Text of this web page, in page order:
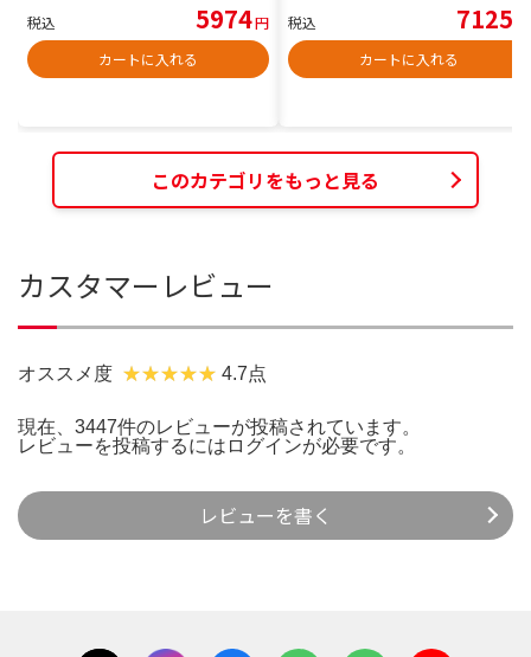
税込 5974円
カートに入れる
税込 7125
カートに入れる
このカテゴリをもっと見る
カスタマーレビュー
オススメ度 4.7点
現在、3447件のレビューが投稿されています。
レビューを投稿するには ログインが必要です。
レビューを書く